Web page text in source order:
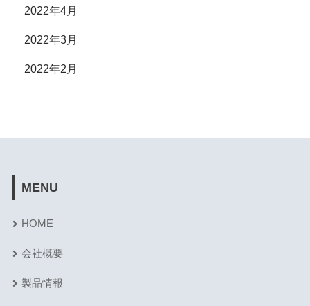
2022年4月
2022年3月
2022年2月
MENU
HOME
会社概要
製品情報